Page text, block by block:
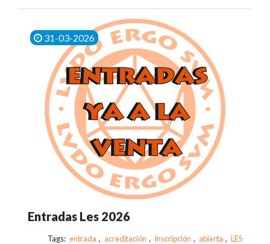
31-03-2026
Entradas Les 2026
Tags: entrada , acreditación , Inscripción , abierta , LES